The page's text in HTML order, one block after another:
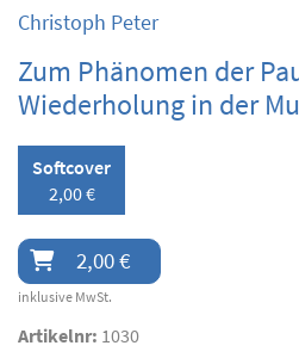
Christoph Peter
Zum Phänomen der
Wiederholung in der
Softcover
2,00 €
2,00 €
inklusive MwSt.
Artikelnr: 1030